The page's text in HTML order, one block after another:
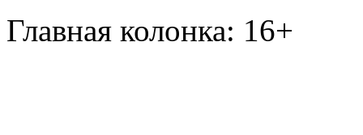
Главная колонка: 16+